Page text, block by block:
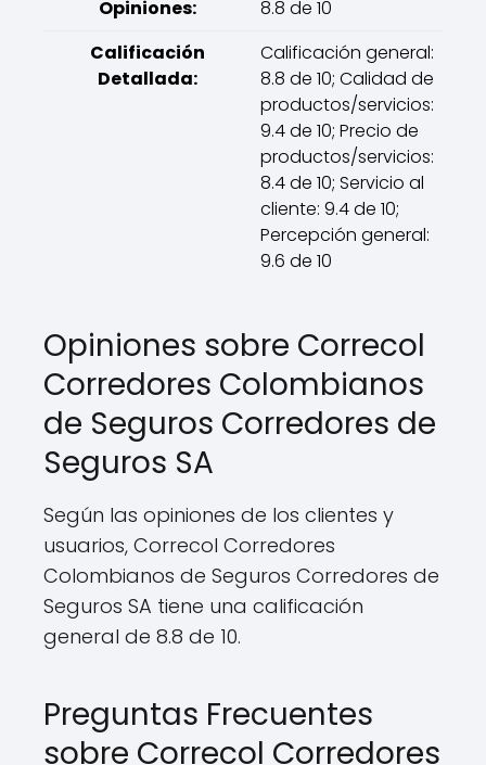
Opiniones:
8.8 de 10
Calificación
Detallada:
Calificación general:
8.8 de 10; Calidad de
productos/servicios:
9.4 de 10; Precio de
productos/servicios:
8.4 de 10; Servicio al
cliente: 9.4 de 10;
Percepción general:
9.6 de 10
Opiniones sobre Correcol
Corredores Colombianos
de Seguros Corredores de
Seguros SA
Según las opiniones de los clientes y
usuarios, Correcol Corredores
Colombianos de Seguros Corredores de
Seguros SA tiene una calificación
general de 8.8 de 10.
Preguntas Frecuentes
sobre Correcol Corredores